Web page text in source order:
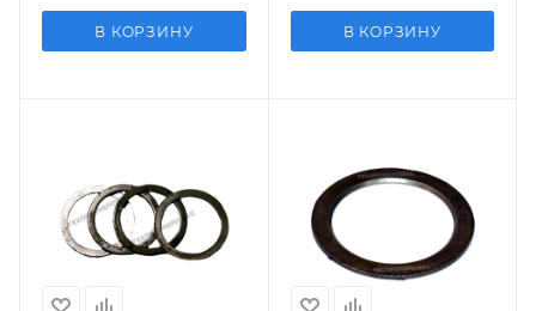
В КОРЗИНУ В КОРЗИНУ